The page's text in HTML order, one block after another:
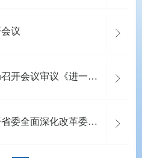
议
中共中央政治局召开会议审议《进一步推动西部大开发形成新格局的若干政策措施》中共中央总书记习近平主持会议
信长星主持召开省委全面深化改革委员会第四十次会议，集中交流调研成果 准确把握指向内涵 谋深谋细各项举措 以钉钉子精神抓好改革落实确保取得实绩实效 许昆林出席